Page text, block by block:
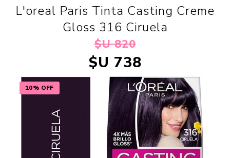
10% OFF
L'oreal Paris Tinta Casting Creme
Gloss 316 Ciruela
$U 820
$U 738